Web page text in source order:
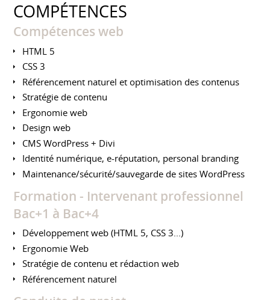
COMPÉTENCES
Compétences web
HTML 5
CSS 3
Référencement naturel et optimisation des contenus
Stratégie de contenu
Ergonomie web
Design web
CMS WordPress + Divi
Identité numérique, e-réputation, personal branding
Maintenance/sécurité/sauvegarde de sites WordPress
Formation - Intervenant professionnel
Bac+1 à Bac+4
Développement web (HTML 5, CSS 3...)
Ergonomie Web
Stratégie de contenu et rédaction web
Référencement naturel